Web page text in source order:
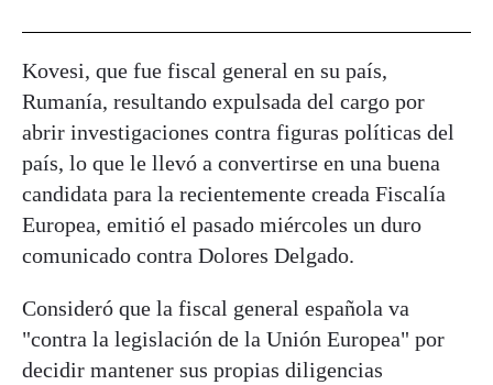
Kovesi, que fue fiscal general en su país,
Rumanía, resultando expulsada del cargo por
abrir investigaciones contra figuras políticas del
país, lo que le llevó a convertirse en una buena
candidata para la recientemente creada Fiscalía
Europea, emitió el pasado miércoles un duro
comunicado contra Dolores Delgado.
Consideró que la fiscal general española va
"contra la legislación de la Unión Europea" por
decidir mantener sus propias diligencias